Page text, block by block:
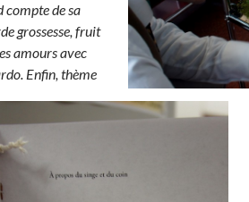
compte de sa
grossesse, fruit
amours avec
Enfin, thème